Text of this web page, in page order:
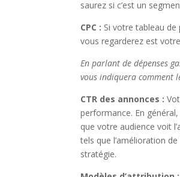
saurez si c’est un
CPC : Si votre tableau
vous regarderez est
En parlant de dépenses
vous indiquera comment
CTR des annonces :
performance. En
que votre audience voit
tels que l’amélioration
stratégie.